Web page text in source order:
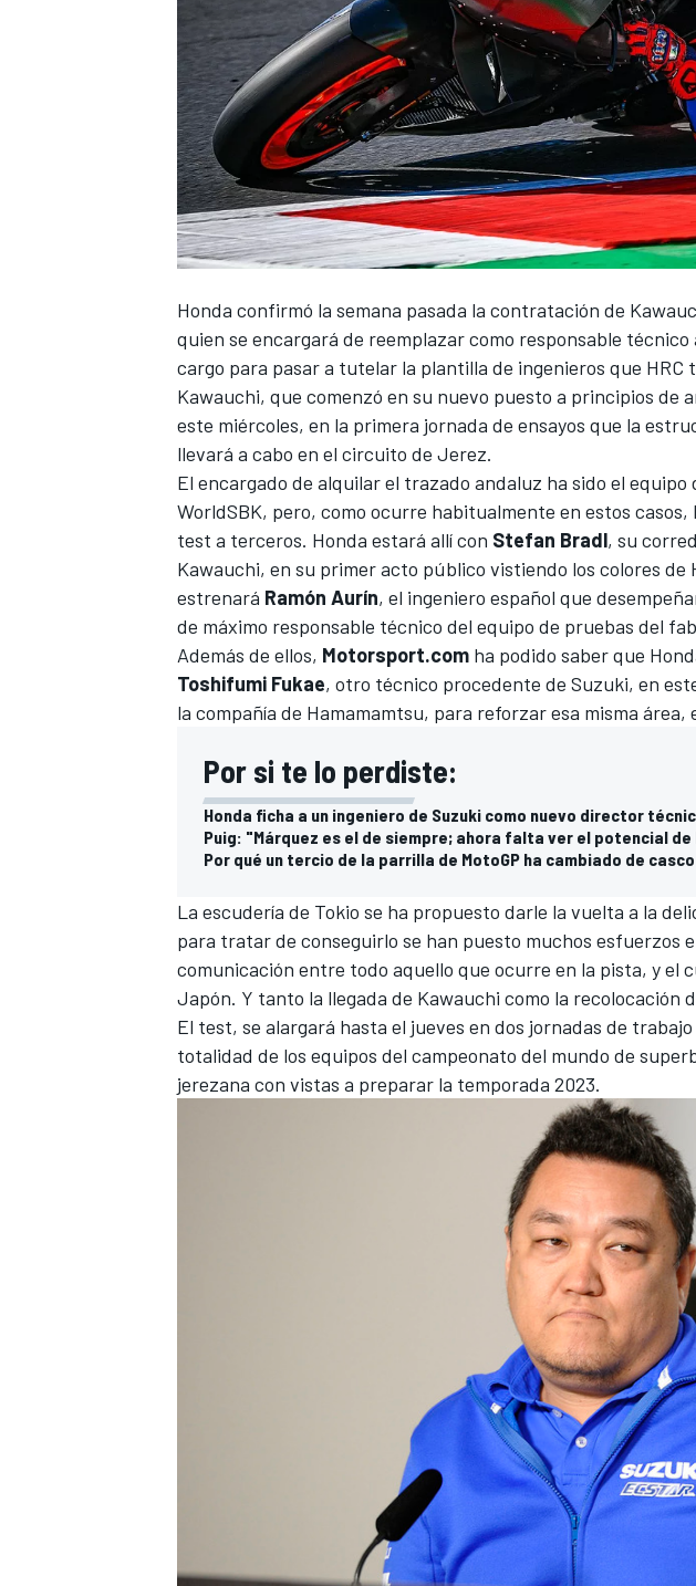
MÁS CATEGORÍAS
Honda confirmó la semana pasada la contratación de
quien se encargará de reemplazar como responsable técnico
cargo para pasar a tutelar la plantilla de ingenieros que HRC
Kawauchi, que comenzó en su nuevo puesto a principios de
este miércoles, en la primera jornada de ensayos que la
llevará a cabo en el circuito de Jerez.
El encargado de alquilar el trazado andaluz ha sido el equipo
WorldSBK, pero, como ocurre habitualmente en estos casos,
test a terceros. Honda estará allí con Stefan Bradl, su
Kawauchi, en su primer acto público vistiendo los colores de
estrenará Ramón Aurín, el ingeniero español que
de máximo responsable técnico del equipo de pruebas del
Además de ellos, Motorsport.com ha podido saber que
Toshifumi Fukae, otro técnico procedente de Suzuki, en
la compañía de Hamamamtsu, para reforzar esa misma área,
Por si te lo perdiste:
Honda ficha a un ingeniero de Suzuki como nuevo director
Puig: "Márquez es el de siempre; ahora falta ver el potencial
Por qué un tercio de la parrilla de MotoGP ha cambiado de casco
La escudería de Tokio se ha propuesto darle la vuelta a la
para tratar de conseguirlo se han puesto muchos esfuerzos
comunicación entre todo aquello que ocurre en la pista, y el
Japón. Y tanto la llegada de Kawauchi como la recolocación
El test, se alargará hasta el jueves en dos jornadas de
totalidad de los equipos del campeonato del mundo de
jerezana con vistas a preparar la temporada 2023.